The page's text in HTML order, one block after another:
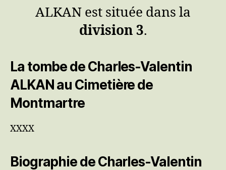
ALKAN est située dans la
division 3.
La tombe de Charles-Valentin
ALKAN au Cimetière de
Montmartre
XXXX
Biographie de Charles-Valentin